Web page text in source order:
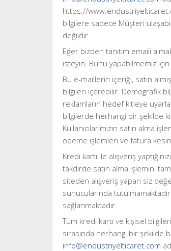
https://
bilgilere sadece Müşteri
değildir.
Eğer bizden tanıtım emaili
isteyin. Bunu yapabilmemiz
Bu e-maillerin içeriği, satın
bilgileri içerebilir. Demografik
reklamların hedef kitleye
bilgilerde herhangi bir şekilde
Kullanıcılarımızın satın alma
ödeme işlemleri ve fatura
Kredi kartı ile alışveriş
takdirde satın alma işlemini
siteden alışveriş yapan siz
sunucularında
sağlanmaktadır.
Tüm kredi kartı ve kişisel
sırasında herhangi bir şekilde
info@endustriyelticaret.com